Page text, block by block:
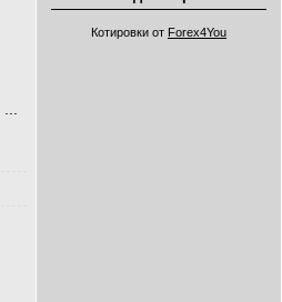
Котировки от Forex4You